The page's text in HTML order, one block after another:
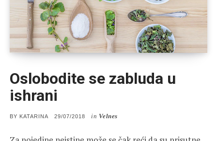
Oslobodite se zabluda u
ishrani
BY KATARINA
POSTED
29/07/2018 in Velnes